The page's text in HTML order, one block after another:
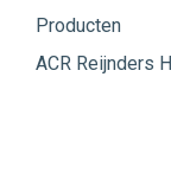
Producten
ACR Reijnders